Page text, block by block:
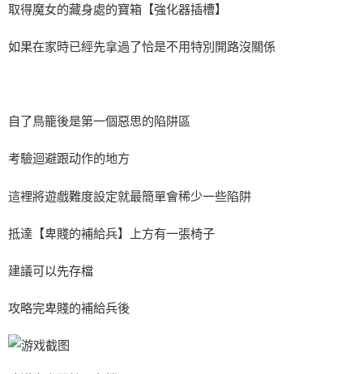
取得魔女的藏身處的寶箱【強化器插槽】
如果在家時已經先拿過了恰是不用特別開路沒關係
自了鳥籠後是第一個惡思的陷阱區
考驗迴避跟动作的地方
這裡將遊戲難度設定就最簡單會稀少一些陷阱
抵達【卑賤的補給兵】上方有一張椅子
建議可以先存檔
攻略完卑賤的補給兵後